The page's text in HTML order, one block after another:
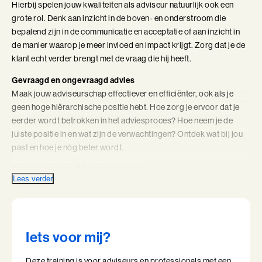
Coachend Leiderschap
Coachend Leiderschap (BaakBoost)
De Essentie
De Informele Leider
De Informele Leider (BaakBoost)
De Zelfbewuste Leider
Hierbij spelen jouw kwaliteiten als adviseur natuurlijk ook een
grote rol. Denk aan inzicht in de boven- en onderstroom die
bepalend zijn in de communicatie en acceptatie of aan inzicht in
de manier waarop je meer invloed en impact krijgt. Zorg dat je de
klant echt verder brengt met de vraag die hij heeft.
Gevraagd en ongevraagd advies
Maak jouw adviseurschap effectiever en efficiënter, ook als je
geen hoge hiërarchische positie hebt. Hoe zorg je ervoor dat je
eerder wordt betrokken in het adviesproces? Hoe neem je de
juiste positie in en wat zijn de verwachtingen? Ontdek wat bij jou
past en hoe je nóg beter wordt.
Adviseur zijn is een vak bovenop de expertise die je al hebt. In de
gespreksvaardigheden en interventie- en gedragsrepertoire. Ook
Lees verder
Iets voor mij?